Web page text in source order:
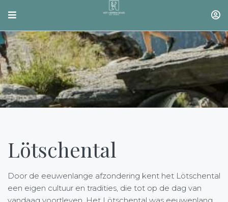
Lötschental
Door de eeuwenlange afzondering kent het Lötschental
een eigen cultuur en tradities, die tot op de dag van